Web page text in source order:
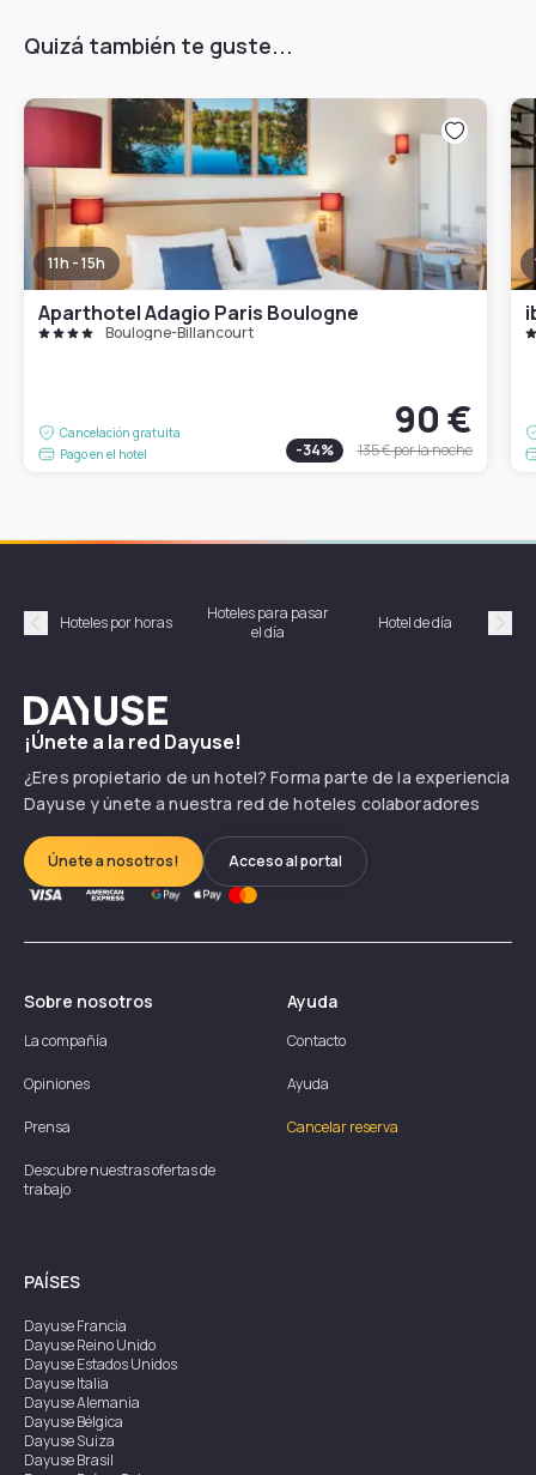
Quizá también te guste...
11h - 15h
Aparthotel Adagio Paris Boulogne
Boulogne-Billancourt
Cancelación gratuita
Pago en el hotel
90 €
-34% 135 €por la noche
Précédent
Hoteles por horas
Hoteles para pasar
el día
Hotel de día
Dayuse
¡Únete a la red Dayuse!
¿Eres propietario de un hotel? Forma parte de la experiencia
Dayuse y únete a nuestra red de hoteles colaboradores
Únete a nosotros! Acceso al portal
Sobre nosotros
La compañía
Opiniones
Prensa
Descubre nuestras ofertas de
trabajo
Ayuda
Contacto
Ayuda
Cancelar reserva
PAÍSES
DayuseFrancia
DayuseReino Unido
DayuseEstados Unidos
DayuseItalia
DayuseAlemania
DayuseBélgica
DayuseSuiza
DayuseBrasil